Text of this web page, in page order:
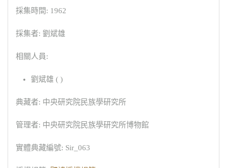
採集時間: 1962
採集者: 劉斌雄
相關人員:
劉斌雄 ( )
典藏者: 中央研究院民族學研究所
管理者: 中央研究院民族學研究所博物館
實體典藏編號: Sir_063